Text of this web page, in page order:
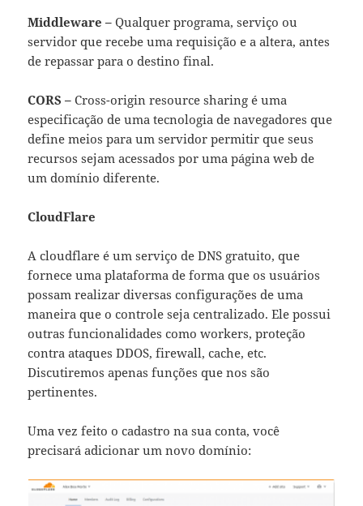
Middleware –Qualquer programa, serviço ou
servidor que recebe uma requisição e a altera, antes
de repassar para o destino final.
CORS –Cross-origin resource sharing é uma
especificação de uma tecnologia de navegadores que
define meios para um servidor permitir que seus
recursos sejam acessados por uma página web de
um domínio diferente.
CloudFlare
A cloudflare é um serviço de DNS gratuito, que
fornece uma plataforma de forma que os usuários
possam realizar diversas configurações de uma
maneira que o controle seja centralizado. Ele possui
outras funcionalidades como workers, proteção
contra ataques DDOS, firewall, cache, etc.
Discutiremos apenas funções que nos são
pertinentes.
Uma vez feito o cadastro na sua conta, você
precisará adicionar um novo domínio: